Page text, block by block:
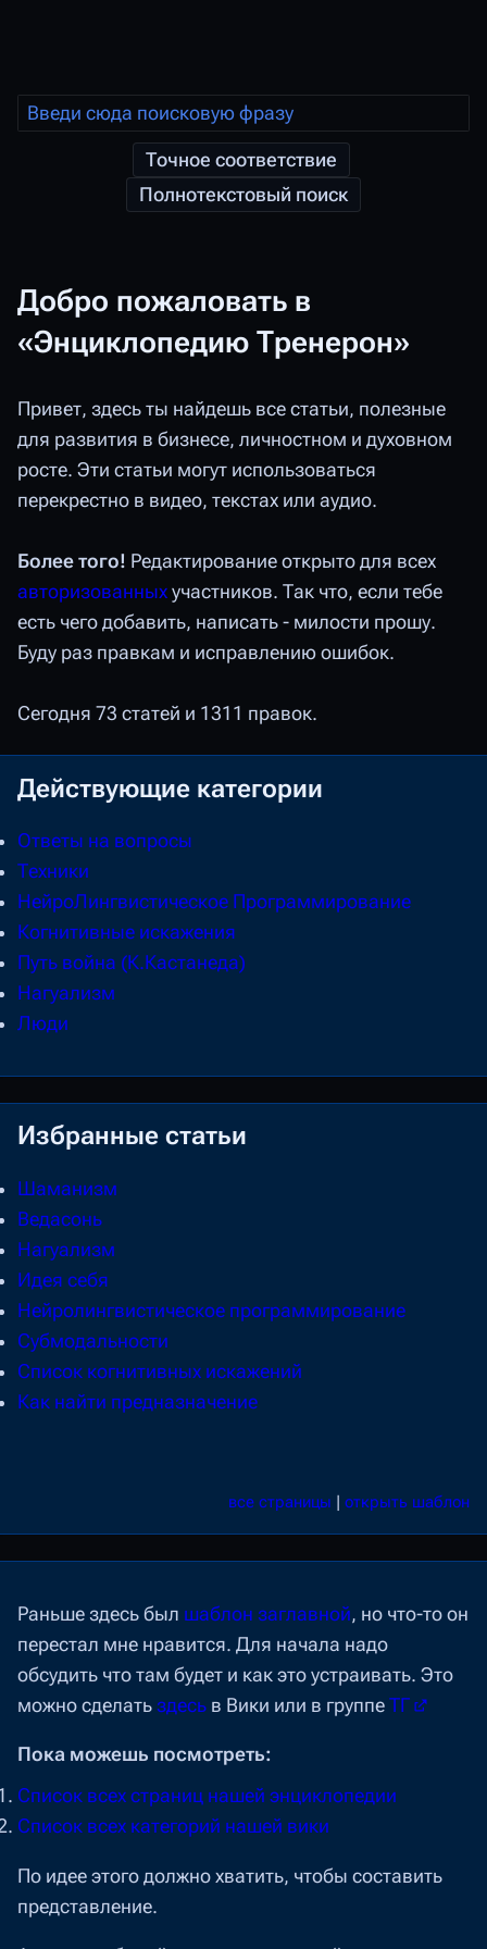
Добро пожаловать в
«Энциклопедию Тренерон»
Привет, здесь ты найдешь все статьи, полезные
для развития в бизнесе, личностном и духовном
росте. Эти статьи могут использоваться
перекрестно в видео, текстах или аудио.
Более того! Редактирование открыто для всех
авторизованных участников. Так что, если тебе
есть чего добавить, написать - милости прошу.
Буду раз правкам и исправлению ошибок.
Сегодня 73 статей и 1311 правок.
Действующие категории
Ответы на вопросы
Техники
НейроЛингвистическое Программирование
Когнитивные искажения
Путь война (К.Кастанеда)
Нагуализм
Люди
Избранные статьи
Шаманизм
Ведасонь
Нагуализм
Идея себя
Нейролингвистическое программирование
Субмодальности
Список когнитивных искажений
Как найти предназначение
все страницы | открыть шаблон
Раньше здесь был шаблон заглавной, но что-то он
перестал мне нравится. Для начала надо
обсудить что там будет и как это устраивать. Это
можно сделать здесь в Вики или в группе ТГ
Пока можешь посмотреть:
Cписок всех страниц нашей энциклопедии
Список всех категорий нашей вики
По идее этого должно хватить, чтобы составить
представление.